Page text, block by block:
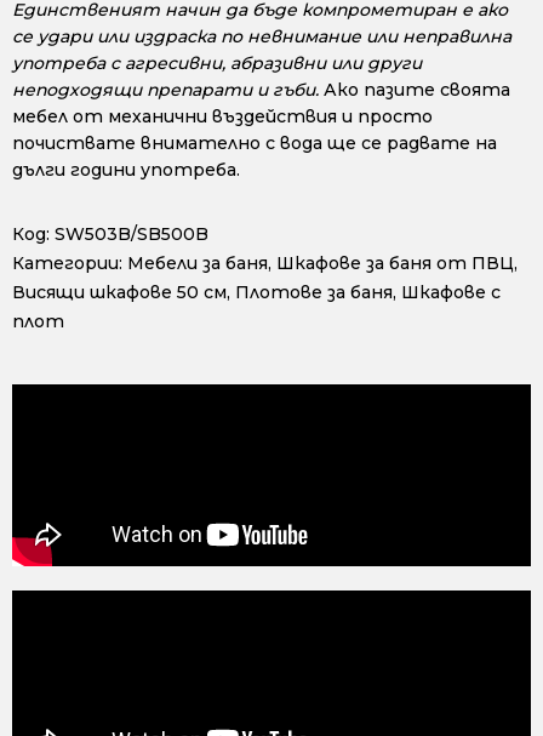
Единственият начин да бъде компрометиран е ако
се удари или издраска по невнимание или неправилна
употреба с агресивни, абразивни или други
неподходящи препарати и гъби. Ако пазите своята
мебел от механични въздействия и просто
почиствате внимателно с вода ще се радвате на
дълги години употреба.
Код: SW503B/SB500B
Категории: Мебели за баня, Шкафове за баня от ПВЦ,
Висящи шкафове 50 см, Плотове за баня, Шкафове с
плот